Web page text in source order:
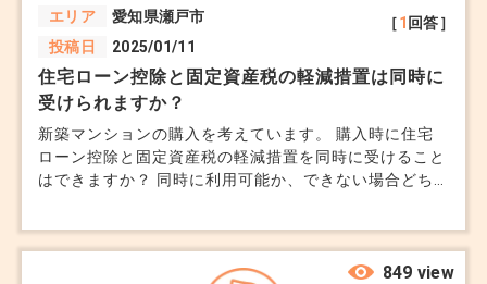
エリア
愛知県瀬戸市
投稿日
2025/01/11
［1 回答］
住宅ローン控除と固定資産税の軽減措置は同時に
受けられますか？
新築マンションの購入を考えています。 購入時に住宅
ローン控除と固定資産税の軽減措置を同時に受けること
はできますか？ 同時に利用可能か、できない場合どち
849 view